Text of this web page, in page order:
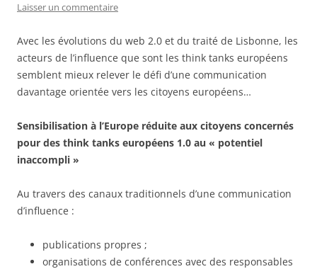
Laisser un commentaire
Avec les évolutions du web 2.0 et du traité de Lisbonne, les
acteurs de l’influence que sont les think tanks européens
semblent mieux relever le défi d’une communication
davantage orientée vers les citoyens européens…
Sensibilisation à l’Europe réduite aux citoyens concernés
pour des think tanks européens 1.0 au « potentiel
inaccompli »
Au travers des canaux traditionnels d’une communication
d’influence :
publications propres ;
organisations de conférences avec des responsables